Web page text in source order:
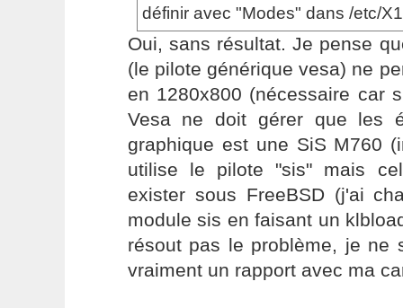
définir avec "Modes" dans /etc/
Oui, sans résultat. Je pense
(le pilote générique vesa) ne
en 1280x800 (nécessaire car
Vesa ne doit gérer que les
graphique est une SiS M760
utilise le pilote "sis" mais
exister sous FreeBSD (j'ai
module sis en faisant un
résout pas le problème, je ne
vraiment un rapport avec ma